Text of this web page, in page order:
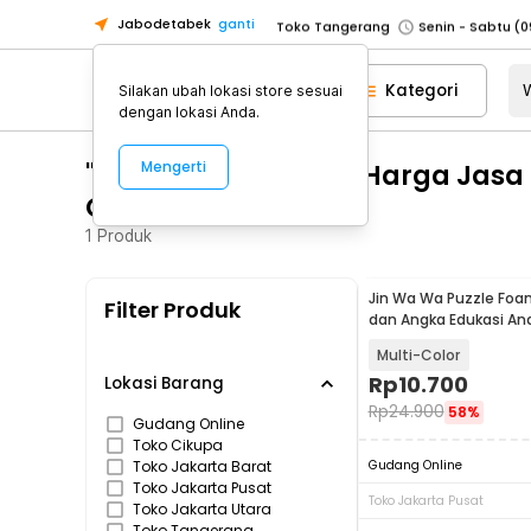
Jabodetabek ganti Toko Tangerang
Pick n Go Jakarta Barat
Senin -
Pick n Go Bekasi
Senin - Jumat
Pick n Go Depok
Senin - Jumat
Toko Tangerang
Pick n Go Jakarta Barat
Senin -
Pick n Go Bekasi
Senin - Jumat
Kategori
"WA 0859 3970 0884 Harga
Gunungkidul"
1 Produk
Filter Produk
Lokasi Barang
Gudang Online
Toko Cikupa
Toko Jakarta Barat
Toko Jakarta Pusat
Toko Jakarta Utara
Jin Wa Wa Puzzle
dan Angka Edukasi
Multi-Color
Rp10.700
Rp24.900 58%
Gudang Online
Toko Jakarta Pusat
Silakan ubah lokasi store sesuai
dengan lokasi Anda.
Mengerti